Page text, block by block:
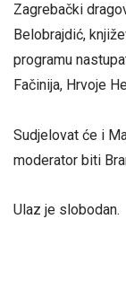
Zagrebački
Belobrajdić,
programu
Fačinija, Hrvoje
Sudjelovat će i
moderator biti
Ulaz je slobodan.